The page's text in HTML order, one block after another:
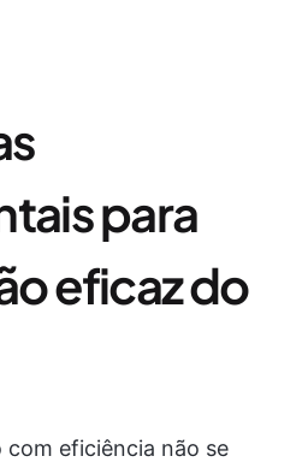
para
eficaz do
eficiência não se